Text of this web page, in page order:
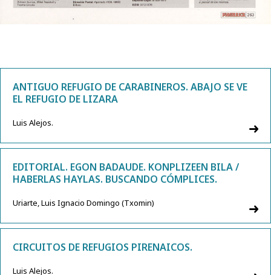
ANTIGUO REFUGIO DE CARABINEROS. ABAJO SE VE
EL REFUGIO DE LIZARA
Luis Alejos.
EDITORIAL. EGON BADAUDE. KONPLIZEEN BILA /
HABERLAS HAYLAS. BUSCANDO CÓMPLICES.
Uriarte, Luis Ignacio Domingo (Txomin)
CIRCUITOS DE REFUGIOS PIRENAICOS.
Luis Alejos.